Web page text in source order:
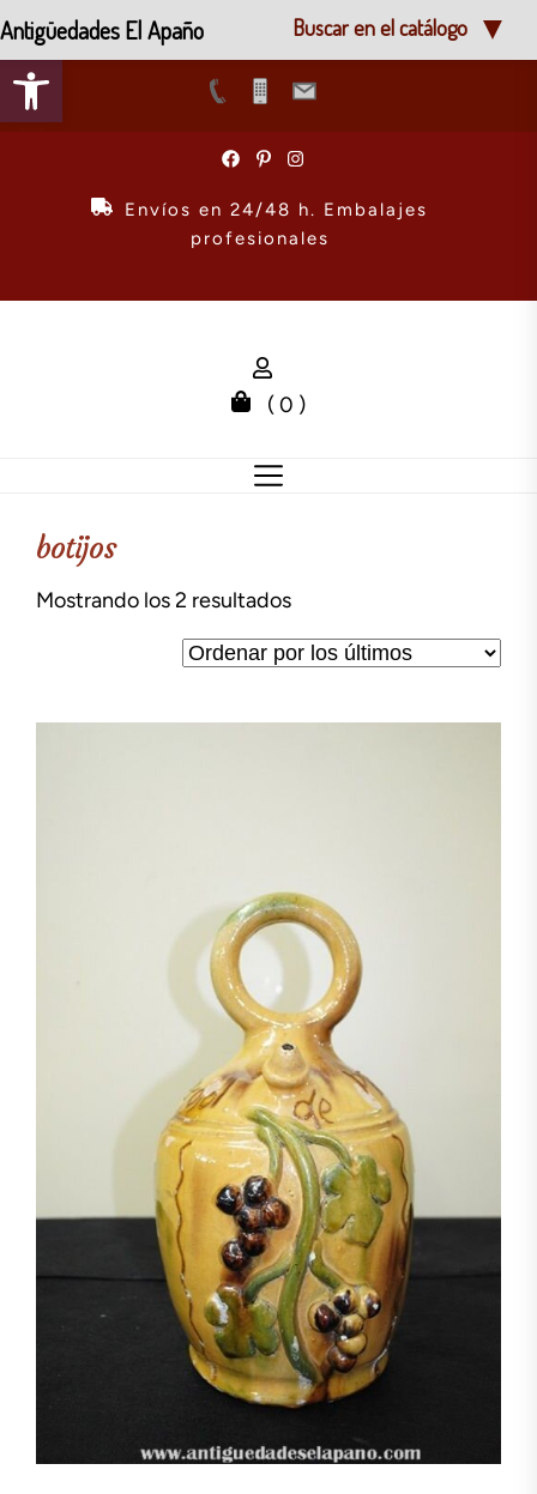
Abrir barra de herramientas
Envíos en 24/48 h. Embalajes
profesionales
( 0 )
botijos
Mostrando los 2 resultadosOrdenado
los
Antigüedades El Apaño Buscar en el catálogo